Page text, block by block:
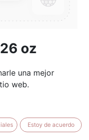
oz
una mejor
web.
Estoy de acuerdo